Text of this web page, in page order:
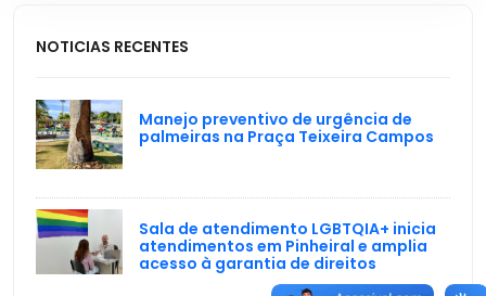
NOTICIAS RECENTES
Manejo preventivo de urgência de
palmeiras na Praça Teixeira Campos
Sala de atendimento LGBTQIA+ inicia
atendimentos em Pinheiral e amplia
acesso à garantia de direitos